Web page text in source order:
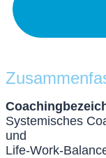
Systemisches
und
Life-Work-